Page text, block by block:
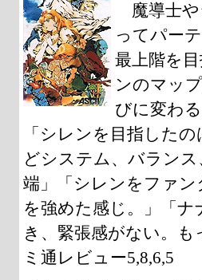
魔導士や
ってパー
最上階を
ンのマッ
びに変わる
「シレンを目指した
どシステム、バラン
端」「シレンをファン
を強めた感じ。」「ナ
き、緊張感がない。
ミ通レビュー5,8,6,5